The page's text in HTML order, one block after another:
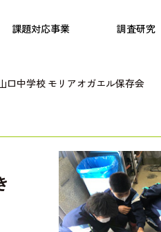
課題対応事業 調査研究
プログラム こども研究所
口中学校 モリアオガエル保存会